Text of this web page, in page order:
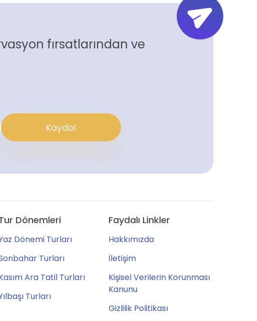
fırsatlarından ve
Kaydol
Dönemleri
Dönemi Turları
Turları
Ara Tatil Turları
Turları
Faydalı Linkler
Hakkımızda
İletişim
Kişisel Verilerin Korunması
Kanunu
Gizlilik Politikası